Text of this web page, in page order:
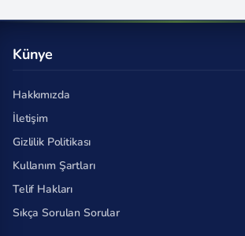
Künye
Hakkımızda
İletişim
Gizlilik Politikası
Kullanım Şartları
Telif Hakları
Sıkça Sorulan Sorular